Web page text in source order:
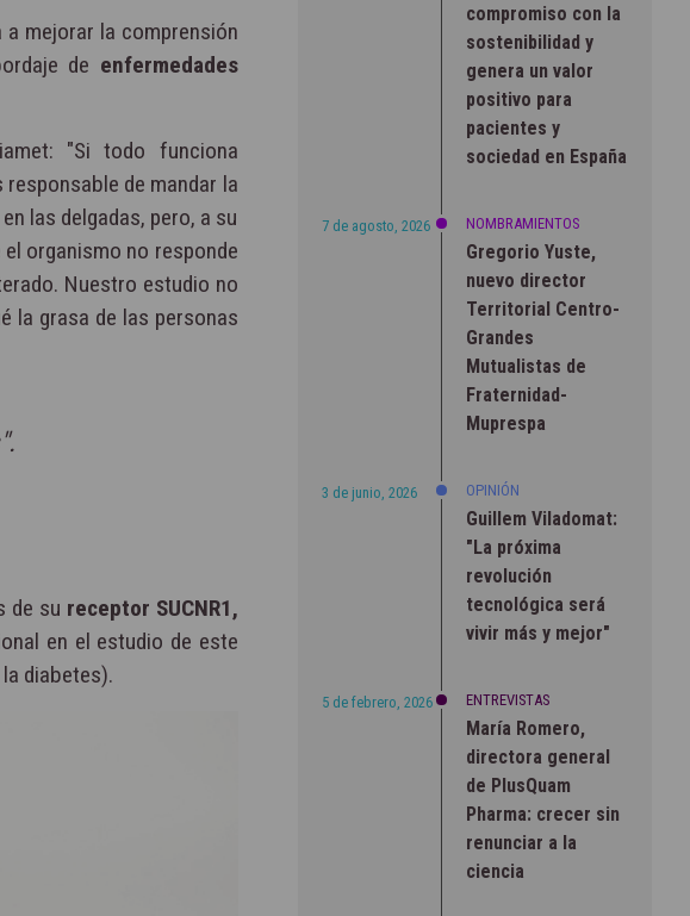
mejorar la comprensión
de enfermedades
"Si todo funciona
de mandar la
las delgadas, pero, a su
el organismo no responde
Nuestro estudio no
la grasa de las personas
de su receptor SUCNR1,
en el estudio de este
diabetes).
compromiso con la
sostenibilidad y
genera un valor
positivo para
pacientes y
sociedad en España
7 de agosto, 2026 NOMBRAMIENTOS
Gregorio Yuste,
nuevo director
Territorial Centro-
Grandes
Mutualistas de
Fraternidad-
Muprespa
3 de junio, 2026 OPINIÓN
Guillem Viladomat:
"La próxima
revolución
tecnológica será
vivir más y mejor"
5 de febrero, 2026 ENTREVISTAS
María Romero,
directora general
de PlusQuam
Pharma: crecer sin
renunciar a la
ciencia